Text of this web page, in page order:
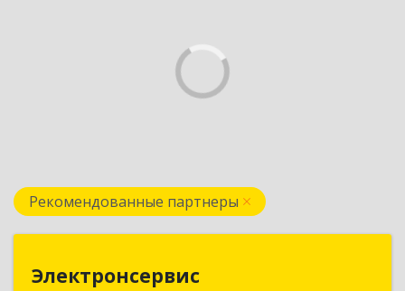
Рекомендованные партнеры
Электронсервис